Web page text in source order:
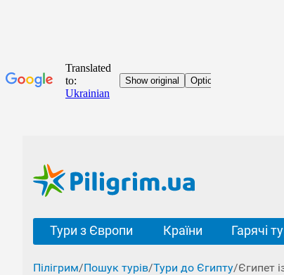
Тури з Європи Країни Гарячі
Пілігрим/Пошук турів/Тури до Єгипту/Єгипет